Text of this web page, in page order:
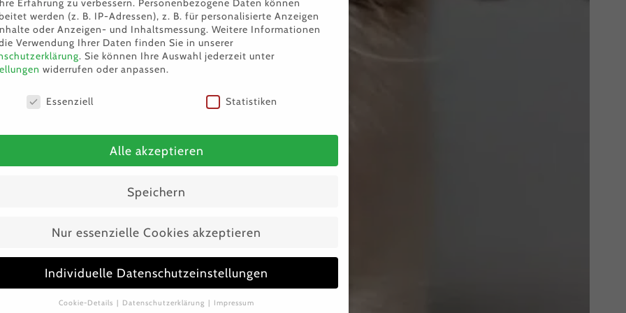
Erfahrung zu verbessern. Personenbezogene Daten können
werden (z. B. IP-Adressen), z. B. für personalisierte Anzeigen
oder Anzeigen- und Inhaltsmessung. Weitere Informationen
Verwendung Ihrer Daten finden Sie in unserer
. Sie können Ihre Auswahl jederzeit unter
widerrufen oder anpassen.
Essenziell Statistiken
Alle akzeptieren
Speichern
Nur essenzielle Cookies akzeptieren
Individuelle Datenschutzeinstellungen
Cookie-Details Datenschutzerklärung Impressum